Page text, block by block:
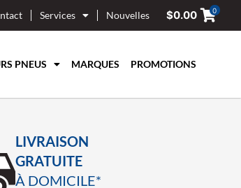
Services Nouvelles $0.00 0
PNEUS MARQUES PROMOTIONS
LIVRAISON
GRATUITE
À DOMICILE*